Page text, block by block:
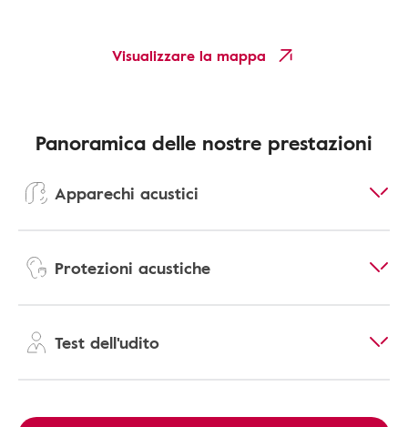
Visualizzare la mappa
Panoramica delle nostre prestazioni
Apparechi acustici
Protezioni acustiche
Test dell'udito